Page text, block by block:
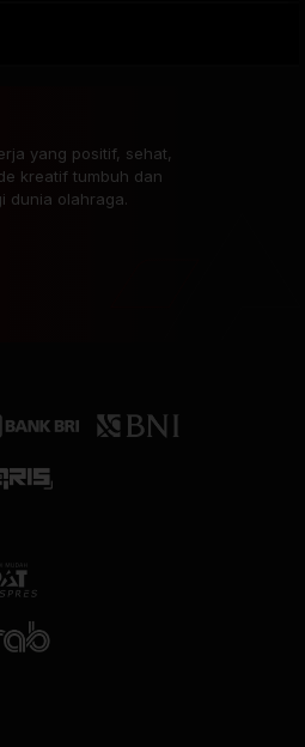
yang positif, sehat,
kreatif tumbuh dan
dunia olahraga.